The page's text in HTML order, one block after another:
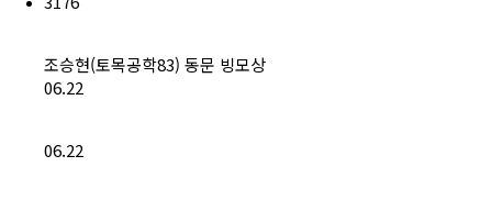
조승현(토목공학83) 동문 빙모상
06.22
06.22